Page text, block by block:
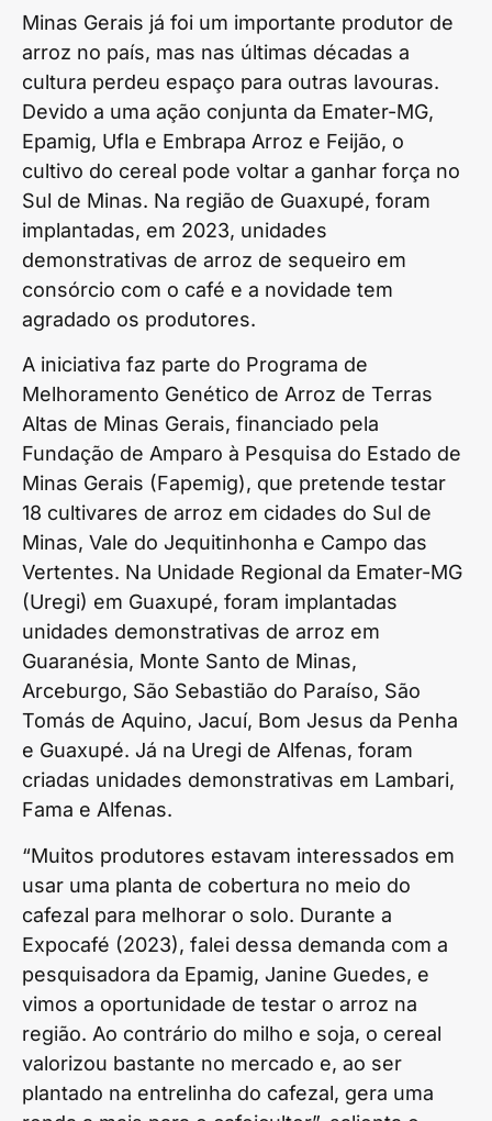
Minas Gerais já foi um importante produtor de
arroz no país, mas nas últimas décadas a
cultura perdeu espaço para outras lavouras.
Devido a uma ação conjunta da Emater-MG,
Epamig, Ufla e Embrapa Arroz e Feijão, o
cultivo do cereal pode voltar a ganhar força no
Sul de Minas. Na região de Guaxupé, foram
implantadas, em 2023, unidades
demonstrativas de arroz de sequeiro em
consórcio com o café e a novidade tem
agradado os produtores.
A iniciativa faz parte do Programa de
Melhoramento Genético de Arroz de Terras
Altas de Minas Gerais, financiado pela
Fundação de Amparo à Pesquisa do Estado de
Minas Gerais (Fapemig), que pretende testar
18 cultivares de arroz em cidades do Sul de
Minas, Vale do Jequitinhonha e Campo das
Vertentes. Na Unidade Regional da Emater-MG
(Uregi) em Guaxupé, foram implantadas
unidades demonstrativas de arroz em
Guaranésia, Monte Santo de Minas,
Arceburgo, São Sebastião do Paraíso, São
Tomás de Aquino, Jacuí, Bom Jesus da Penha
e Guaxupé. Já na Uregi de Alfenas, foram
criadas unidades demonstrativas em Lambari,
Fama e Alfenas.
“Muitos produtores estavam interessados em
usar uma planta de cobertura no meio do
cafezal para melhorar o solo. Durante a
Expocafé (2023), falei dessa demanda com a
pesquisadora da Epamig, Janine Guedes, e
vimos a oportunidade de testar o arroz na
região. Ao contrário do milho e soja, o cereal
valorizou bastante no mercado e, ao ser
plantado na entrelinha do cafezal, gera uma